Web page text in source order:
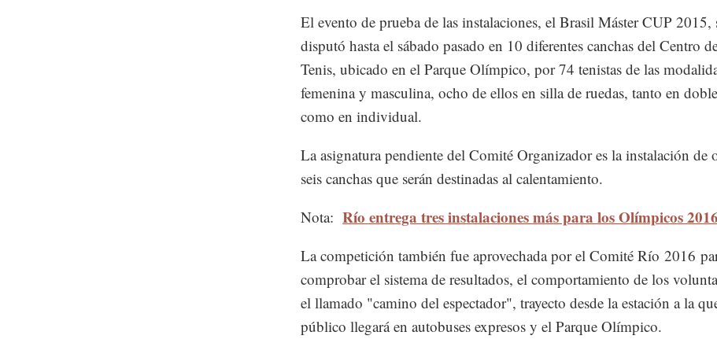
El evento de prueba de las instalaciones, el Brasil Máster CUP 2015,
disputó hasta el sábado pasado en 10 diferentes canchas del Centro
Tenis, ubicado en el Parque Olímpico, por 74 tenistas de las
femenina y masculina, ocho de ellos en silla de ruedas, tanto en
como en individual.
La asignatura pendiente del Comité Organizador es la instalación de
seis canchas que serán destinadas al calentamiento.
Nota: Río entrega tres instalaciones más para los Olímpicos 2016
La competición también fue aprovechada por el Comité Río 2016
comprobar el sistema de resultados, el comportamiento de los
el llamado "camino del espectador", trayecto desde la estación a la
público llegará en autobuses expresos y el Parque Olímpico.